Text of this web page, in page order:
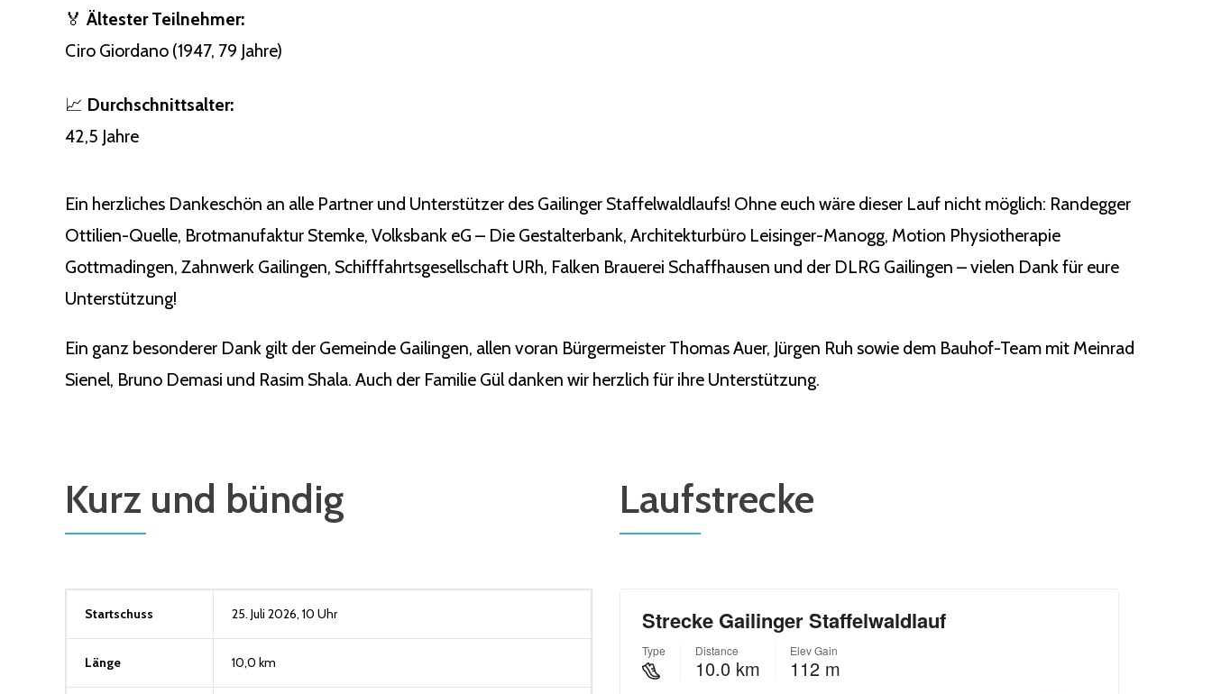
🏅 Ältester Teilnehmer:
Ciro Giordano (1947, 79 Jahre)
📈 Durchschnittsalter:
42,5 Jahre
Ein herzliches Dankeschön an alle Partner und Unterstützer des Gailinger Staffelwaldlaufs! Ohne euch wäre dieser Lauf nicht möglich: Randegger
Ottilien-Quelle, Brotmanufaktur Stemke, Volksbank eG – Die Gestalterbank, Architekturbüro Leisinger-Manogg, Motion Physiotherapie
Gottmadingen, Zahnwerk Gailingen, Schifffahrtsgesellschaft URh, Falken Brauerei Schaffhausen und der DLRG Gailingen – vielen Dank für eure
Unterstützung!
Ein ganz besonderer Dank gilt der Gemeinde Gailingen, allen voran Bürgermeister Thomas Auer, Jürgen Ruh sowie dem Bauhof-Team mit Meinrad
Sienel, Bruno Demasi und Rasim Shala. Auch der Familie Gül danken wir herzlich für ihre Unterstützung.
Kurz und bündig
Startschuss 25. Juli 2026, 10 Uhr
Länge 10,0 km
Laufstrecke